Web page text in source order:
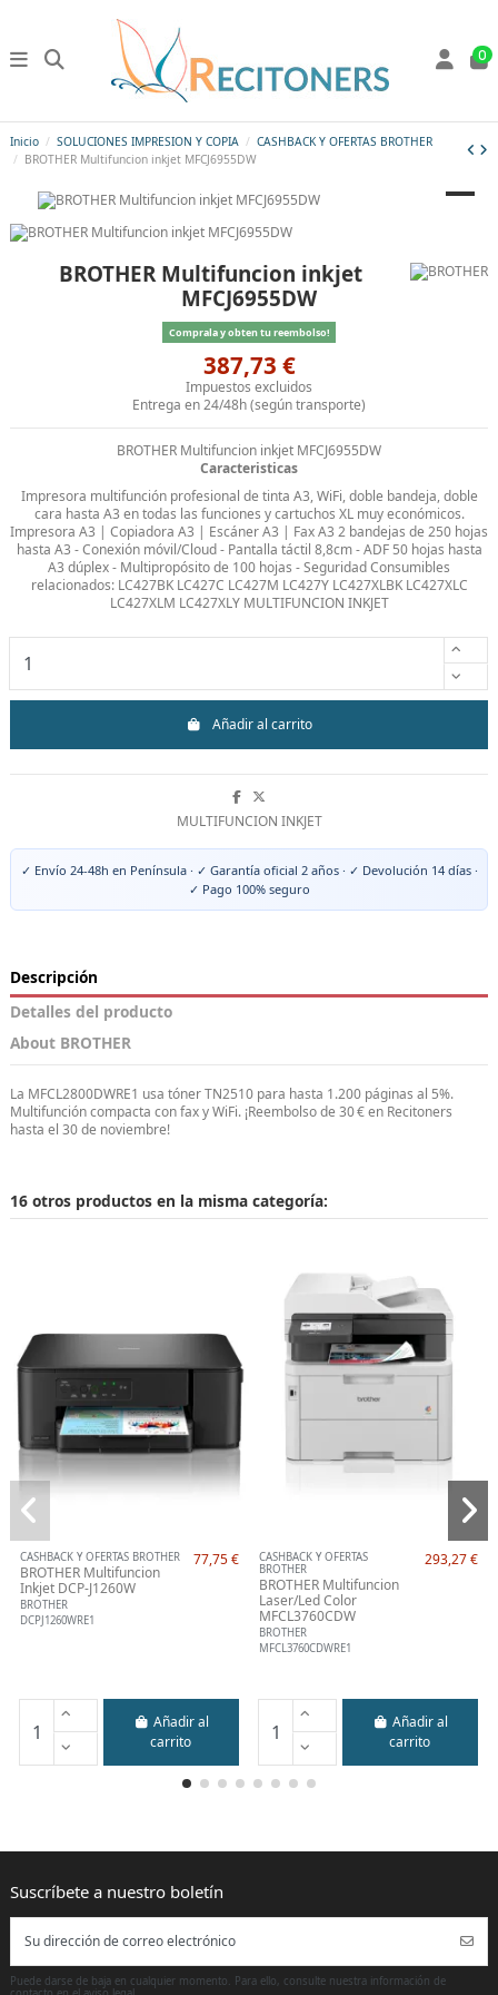
0
Inicio SOLUCIONES IMPRESION Y COPIA
CASHBACK Y OFERTAS BROTHER
BROTHER Multifuncion inkjet MFCJ6955DW
BROTHER Multifuncion inkjet
MFCJ6955DW
Comprala y obten tu reembolso!
387,73 €
Impuestos excluidos
Entrega en 24/48h (según transporte)
BROTHER Multifuncion inkjet MFCJ6955DW
Caracteristicas
Impresora multifunción profesional de tinta A3, WiFi, doble bandeja, doble
cara hasta A3 en todas las funciones y cartuchos XL muy económicos.
Impresora A3 | Copiadora A3 | Escáner A3 | Fax A3 2 bandejas de 250 hojas
hasta A3 - Conexión móvil/Cloud - Pantalla táctil 8,8cm - ADF 50 hojas hasta
A3 dúplex - Multipropósito de 100 hojas - Seguridad Consumibles
relacionados: LC427BK LC427C LC427M LC427Y LC427XLBK LC427XLC
LC427XLM LC427XLY MULTIFUNCION INKJET
Añadir al carrito
MULTIFUNCION INKJET
Descripción
Detalles del producto
About BROTHER
La MFCL2800DWRE1 usa tóner TN2510 para hasta 1.200 páginas al 5%.
Multifunción compacta con fax y WiFi. ¡Reembolso de 30 € en Recitoners
hasta el 30 de noviembre!
16 otros productos en la misma categoría:
CASHBACK Y OFERTAS BROTHER
BROTHER Multifuncion
Inkjet DCP-J1260W
BROTHER
DCPJ1260WRE1
77,75 €
Añadir al
carrito
CASHBACK Y OFERTAS
BROTHER
BROTHER Multifuncion
Laser/Led Color
MFCL3760CDW
BROTHER
MFCL3760CDWRE1
293,27 €
Añadir al
carrito
Puede darse de baja en cualquier momento. Para ello, consulte nuestra información de